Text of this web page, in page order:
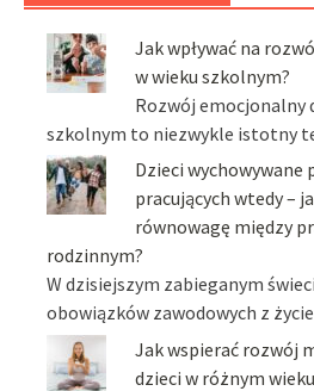
Jak wpływać na
w wieku szkolnym?
Rozwój emocjonalny
szkolnym to niezwykle istotny
Dzieci wychowywane
pracujących wtedy –
równowagę między
rodzinnym?
W dzisiejszym zabieganym
obowiązków zawodowych z
Jak wspierać rozwój
dzieci w różnym